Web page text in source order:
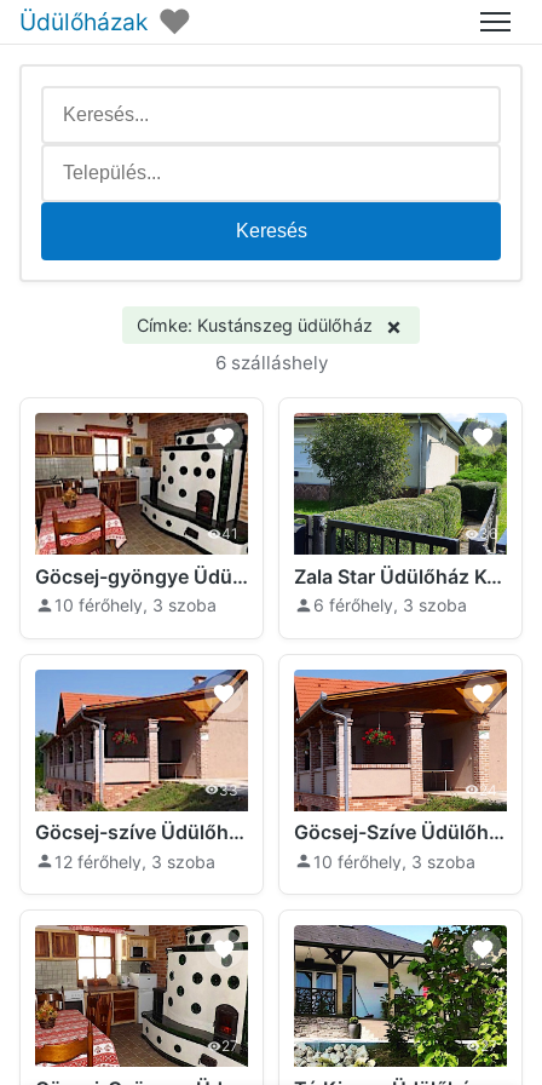
Üdülőházak ♥ Menü
Keresés
Címke: Kustánszeg üdülőház ×
6 szálláshely
41
Göcsej-gyöngye Üdülőház Kustánszeg
10 férőhely, 3 szoba
36
Zala Star Üdülőház Kustánszeg
6 férőhely, 3 szoba
33
Göcsej-szíve Üdülőház Kustánszeg
12 férőhely, 3 szoba
24
Göcsej-Szíve Üdülőház Kustánszeg
10 férőhely, 3 szoba
27 27